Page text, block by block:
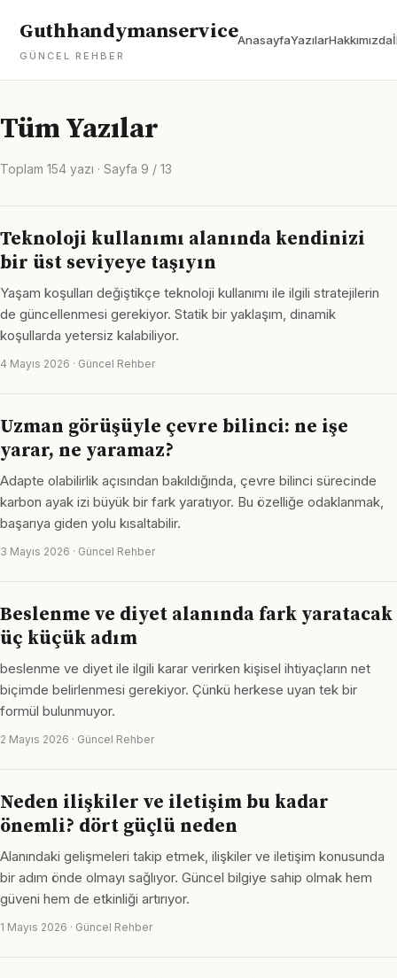
Guthhandymanservice
GÜNCEL REHBER
AnasayfaYazılarHakkımızda
Tüm Yazılar
Toplam 154 yazı · Sayfa 9 / 13
Teknoloji kullanımı alanında kendinizi
bir üst seviyeye taşıyın
Yaşam koşulları değiştikçe teknoloji kullanımı ile ilgili stratejilerin
de güncellenmesi gerekiyor. Statik bir yaklaşım, dinamik
koşullarda yetersiz kalabiliyor.
4 Mayıs 2026 · Güncel Rehber
Uzman görüşüyle çevre bilinci: ne işe
yarar, ne yaramaz?
Adapte olabilirlik açısından bakıldığında, çevre bilinci sürecinde
karbon ayak izi büyük bir fark yaratıyor. Bu özelliğe odaklanmak,
başarıya giden yolu kısaltabilir.
3 Mayıs 2026 · Güncel Rehber
Beslenme ve diyet alanında fark yaratacak
üç küçük adım
beslenme ve diyet ile ilgili karar verirken kişisel ihtiyaçların net
biçimde belirlenmesi gerekiyor. Çünkü herkese uyan tek bir
formül bulunmuyor.
2 Mayıs 2026 · Güncel Rehber
Neden ilişkiler ve iletişim bu kadar
önemli? dört güçlü neden
Alanındaki gelişmeleri takip etmek, ilişkiler ve iletişim konusunda
bir adım önde olmayı sağlıyor. Güncel bilgiye sahip olmak hem
güveni hem de etkinliği artırıyor.
1 Mayıs 2026 · Güncel Rehber